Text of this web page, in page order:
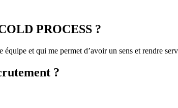
PROCESS ?
et qui me permet d’avoir un sens et rendre
?